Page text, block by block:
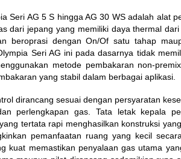
Seri AG 5 S hingga AG 30 WS adalah alat
dari jepang yang memiliki daya thermal
beroprasi dengan On/Of satu tahap
Seri AG ini pada dasarnya tidak
metode pembakaran non-
yang stabil dalam berbagai aplikasi.
dirancang sesuai dengan persyaratan
perlengkapan gas. Tata letak kepala
tertata rapi menghasilkan konstruksi
pemanfaatan ruang yang kecil
kuat memastikan penyalaan gas utama